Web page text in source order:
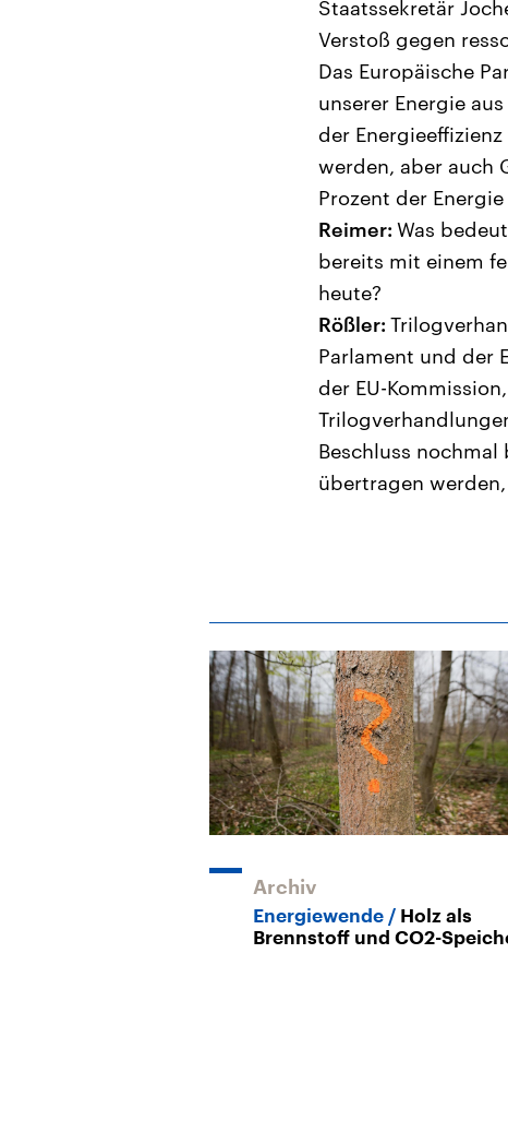
Staatssekretär
Verstoß gegen
Das Europäische
unserer Energie
der
werden, aber auch
Prozent der
Reimer: Was
bereits mit einem
heute?
Rößler:
Parlament und der
der EU-
Beschluss
übertragen
Archiv
Energiewende
Holz als
Brennstoff und CO2-